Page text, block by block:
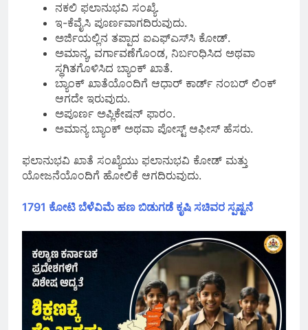
ನಕಲಿ ಫಲಾನುಭವಿ ಸಂಖ್ಯೆ.
ಇ-ಕೆವೈಸಿ ಪೂರ್ಣವಾಗದಿರುವುದು.
ಅರ್ಜಿಯಲ್ಲಿನ ತಪ್ಪಾದ ಐಎಫ್‌ಎಸ್‌ಸಿ ಕೋಡ್‌.
ಅಮಾನ್ಯ, ವರ್ಗಾವಣೆಗೊಂಡ, ನಿರ್ಬಂಧಿಸಿದ ಅಥವಾ
ಸ್ಥಗಿತಗೊಳಿಸಿದ ಬ್ಯಾಂಕ್ ಖಾತೆ.
ಬ್ಯಾಂಕ್‌ ಖಾತೆಯೊಂದಿಗೆ ಆಧಾರ್‌ ಕಾರ್ಡ್‌ ನಂಬರ್‌ ಲಿಂಕ್‌
ಆಗದೇ ಇರುವುದು.
ಅಪೂರ್ಣ ಅಪ್ಲಿಕೇಷನ್‌ ಫಾರಂ.
ಅಮಾನ್ಯ ಬ್ಯಾಂಕ್ ಅಥವಾ ಪೋಸ್ಟ್ ಆಫೀಸ್ ಹೆಸರು.
ಫಲಾನುಭವಿ ಖಾತೆ ಸಂಖ್ಯೆಯು ಫಲಾನುಭವಿ ಕೋಡ್ ಮತ್ತು
ಯೋಜನೆಯೊಂದಿಗೆ ಹೋಲಿಕೆ ಆಗದಿರುವುದು.
1791 ಕೋಟಿ ಬೆಳೆವಿಮೆ ಹಣ ಬಿಡುಗಡೆ ಕೃಷಿ ಸಚಿವರ ಸ್ಪಷ್ಟನೆ